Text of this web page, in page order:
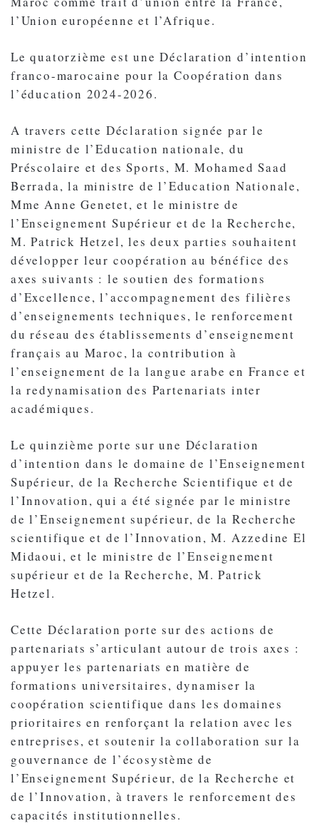
l’Union européenne et l’Afrique.
Le quatorzième est une Déclaration d’intention
franco-marocaine pour la Coopération dans
l’éducation 2024-2026.
A travers cette Déclaration signée par le
ministre de l’Education nationale, du
Préscolaire et des Sports, M. Mohamed Saad
Berrada, la ministre de l’Education Nationale,
Mme Anne Genetet, et le ministre de
l’Enseignement Supérieur et de la Recherche,
M. Patrick Hetzel, les deux parties souhaitent
développer leur coopération au bénéfice des
axes suivants : le soutien des formations
d’Excellence, l’accompagnement des filières
d’enseignements techniques, le renforcement
du réseau des établissements d’enseignement
français au Maroc, la contribution à
l’enseignement de la langue arabe en France et
la redynamisation des Partenariats inter
académiques.
Le quinzième porte sur une Déclaration
d’intention dans le domaine de l’Enseignement
Supérieur, de la Recherche Scientifique et de
l’Innovation, qui a été signée par le ministre
de l’Enseignement supérieur, de la Recherche
scientifique et de l’Innovation, M. Azzedine El
Midaoui, et le ministre de l’Enseignement
supérieur et de la Recherche, M. Patrick
Hetzel.
Cette Déclaration porte sur des actions de
partenariats s’articulant autour de trois axes :
appuyer les partenariats en matière de
formations universitaires, dynamiser la
coopération scientifique dans les domaines
prioritaires en renforçant la relation avec les
entreprises, et soutenir la collaboration sur la
gouvernance de l’écosystème de
l’Enseignement Supérieur, de la Recherche et
de l’Innovation, à travers le renforcement des
capacités institutionnelles.